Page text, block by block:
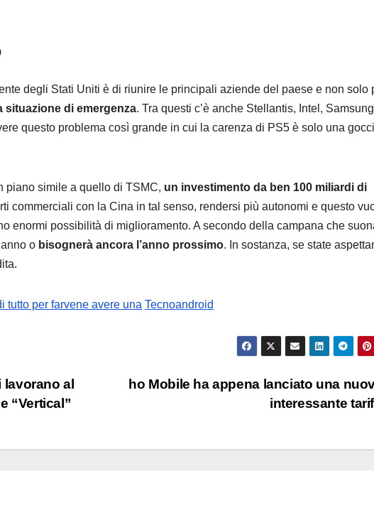
degli Stati Uniti è di riunire le principali aziende del paese e non solo
situazione di emergenza. Tra questi c’è anche Stellantis, Intel,
questo problema così grande in cui la carenza di PS5 è solo una
piano simile a quello di TSMC, un investimento da ben 100 miliardi di
commerciali con la Cina in tal senso, rendersi più autonomi e questo
enormi possibilità di miglioramento. A secondo della campana che
o bisognerà ancora l’anno prossimo. In sostanza, se state
tutto per farvene avere una Tecnoandroid
ho Mobile ha appena lanciato una
interessante
lavorano al
“Vertical”
sullo